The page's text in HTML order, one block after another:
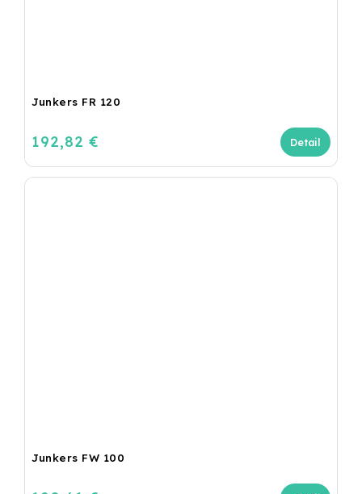
Junkers FR 120
192,82 € Detail
Junkers FW 100